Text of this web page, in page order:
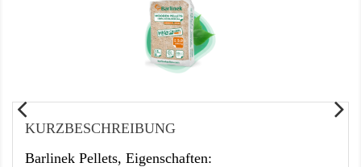
KURZBESCHREIBUNG
Barlinek Pellets, Eigenschaften: